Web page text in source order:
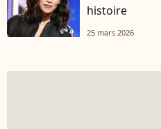
histoire
25 mars 2026